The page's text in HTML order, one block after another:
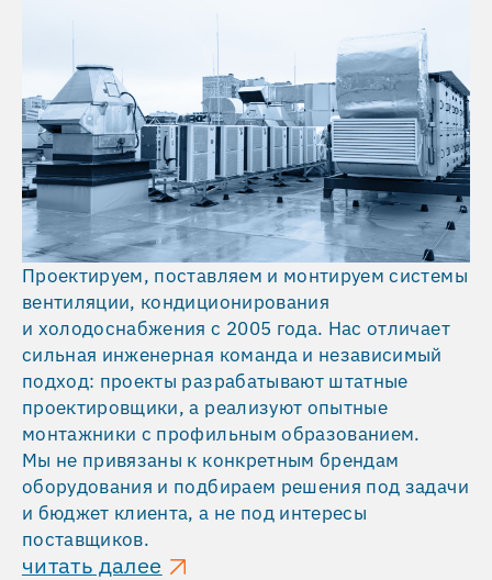
Проектируем, поставляем и монтируем системы
вентиляции, кондиционирования
и холодоснабжения с 2005 года. Нас отличает
сильная инженерная команда и независимый
подход: проекты разрабатывают штатные
проектировщики, а реализуют опытные
монтажники с профильным образованием.
Мы не привязаны к конкретным брендам
оборудования и подбираем решения под задачи
и бюджет клиента, а не под интересы
поставщиков.
читать далее